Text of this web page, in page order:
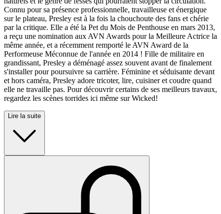
Connu pour sa présence professionnelle, travailleuse et énergique
sur le plateau, Presley est à la fois la chouchoute des fans et chérie
par la critique. Elle a été la Pet du Mois de Penthouse en mars 2013,
a reçu une nomination aux AVN Awards pour la Meilleure Actrice la
même année, et a récemment remporté le AVN Award de la
Performeuse Méconnue de l'année en 2014 ! Fille de militaire en
grandissant, Presley a déménagé assez souvent avant de finalement
s'installer pour poursuivre sa carrière. Féminine et séduisante devant
et hors caméra, Presley adore tricoter, lire, cuisiner et coudre quand
elle ne travaille pas. Pour découvrir certains de ses meilleurs travaux,
regardez les scènes torrides ici même sur Wicked!
Lire la suite